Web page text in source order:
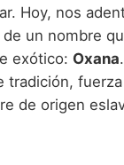
Niña que
Niña que
Niña que empiezan
Niña que
de Niña Griegos
de Niña
de Niña
de Niña Vikingos
de Niña Chinos
de Niña
Niña
de Niña
de Niña
de Niña Baleares
Hoy, nos
un nombre
exótico: Oxana
tradición,
de origen